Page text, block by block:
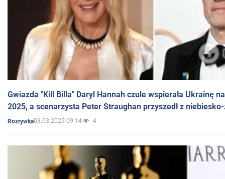
Gwiazda "Kill Billa" Daryl Hannah czule wspierała Ukrainę
2025, a scenarzysta Peter Straughan przyszedł z
Rozrywka03.03.2025 09:14 4